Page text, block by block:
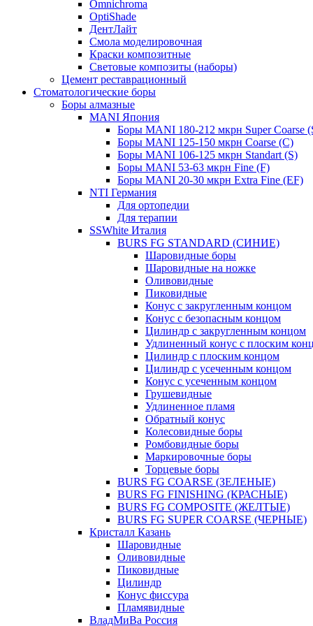
Omnichroma
OptiShade
ДентЛайт
Смола моделировочная
Краски композитные
Световые композиты (наборы)
Цемент реставрационный
Стоматологические боры
Боры алмазные
MANI Япония
Боры MANI 180-212 мкрн Super Coarse
Боры MANI 125-150 мкрн Coarse (C)
Боры MANI 106-125 мкрн Standart (S)
Боры MANI 53-63 мкрн Fine (F)
Боры MANI 20-30 мкрн Extra Fine (EF)
NTI Германия
Для ортопедии
Для терапии
SSWhite Италия
BURS FG STANDARD (СИНИЕ)
Шаровидные боры
Шаровидные на ножке
Оливовидные
Пиковидные
Конус с закругленным концом
Конус с безопасным концом
Цилиндр с закругленным концом
Удлиненный конус с плоским
Цилиндр с плоским концом
Цилиндр с усеченным концом
Конус с усеченным концом
Грушевидные
Удлиненное пламя
Обратный конус
Колесовидные боры
Ромбовидные боры
Маркировочные боры
Торцевые боры
BURS FG COARSE (ЗЕЛЕНЫЕ)
BURS FG FINISHING (КРАСНЫЕ)
BURS FG COMPOSITE (ЖЕЛТЫЕ)
BURS FG SUPER COARSE (ЧЕРНЫЕ)
Кристалл Казань
Шаровидные
Оливовидные
Пиковидные
Цилиндр
Конус фиссура
Пламявидные
ВладМиВа Россия